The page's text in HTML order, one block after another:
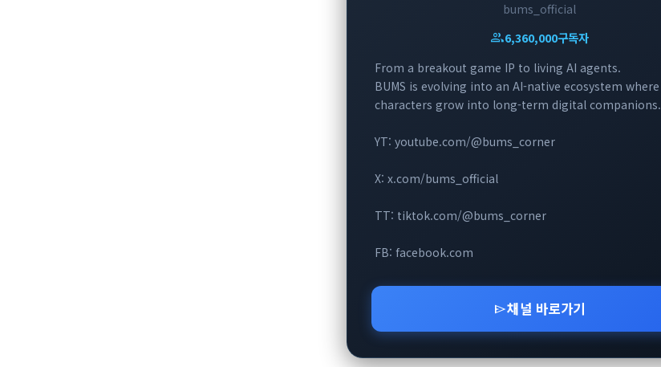
bums_official
group6,360,000구독자
From a breakout game IP to living AI agents.
BUMS is evolving into an AI-native ecosystem where
characters grow into long-term digital companions.
YT: youtube.com/@bums_corner
X: x.com/bums_official
TT: tiktok.com/@bums_corner
FB: facebook.com
send채널 바로가기